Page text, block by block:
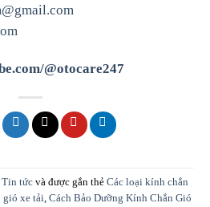
@otocare247
Tin tức và được gắn thẻ Các loại kính chắn
gió xe tải Cách Bảo Dưỡng Kính Chắn Gió